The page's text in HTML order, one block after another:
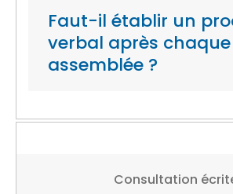
Faut-il établir un
verbal après chaque
assemblée ?
Consultation